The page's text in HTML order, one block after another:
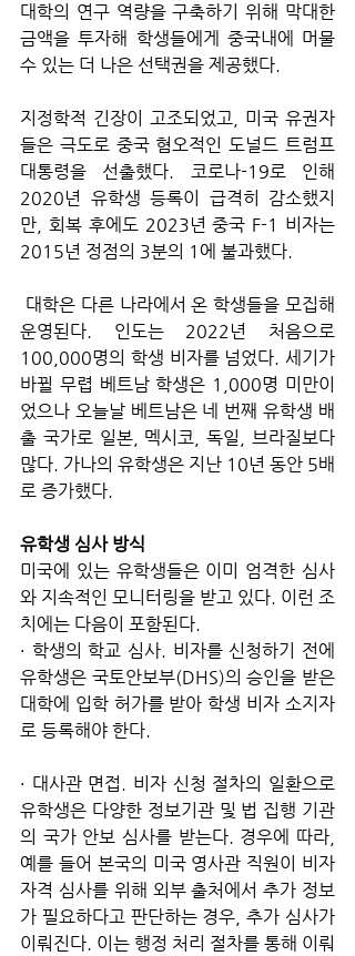
대학의 연구 역량을 구축하기 위해 막대한
금액을 투자해 학생들에게 중국내에 머물
수 있는 더 나은 선택권을 제공했다.
지정학적 긴장이 고조되었고, 미국 유권자
들은 극도로 중국 혐오적인 도널드 트럼프
대통령을 선출했다. 코로나-19로 인해
2020년 유학생 등록이 급격히 감소했지
만, 회복 후에도 2023년 중국 F-1 비자는
2015년 정점의 3분의 1에 불과했다.
운영된다. 인도는 2022년 처음으로
100,000명의 학생 비자를 넘었다. 세기가
바뀔 무렵 베트남 학생은 1,000명 미만이
었으나 오늘날 베트남은 네 번째 유학생 배
출 국가로 일본, 멕시코, 독일, 브라질보다
많다. 가나의 유학생은 지난 10년 동안 5배
로 증가했다.
유학생 심사 방식
미국에 있는 유학생들은 이미 엄격한 심사
와 지속적인 모니터링을 받고 있다. 이런 조
치에는 다음이 포함된다.
· 학생의 학교 심사. 비자를 신청하기 전에
유학생은 국토안보부(DHS)의 승인을 받은
대학에 입학 허가를 받아 학생 비자 소지자
로 등록해야 한다.
· 대사관 면접. 비자 신청 절차의 일환으로
유학생은 다양한 정보기관 및 법 집행 기관
의 국가 안보 심사를 받는다. 경우에 따라,
예를 들어 본국의 미국 영사관 직원이 비자
자격 심사를 위해 외부 출처에서 추가 정보
가 필요하다고 판단하는 경우, 추가 심사가
이뤄진다. 이는 행정 처리 절차를 통해 이뤄